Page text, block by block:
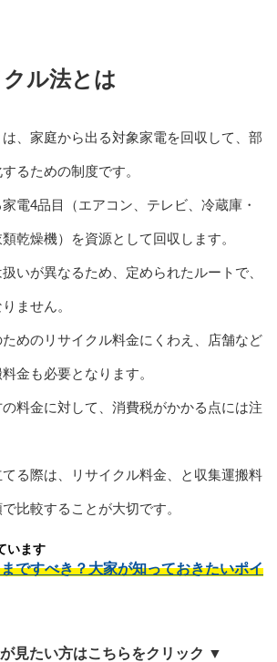
ル法とは
、家庭から出る対象家電を回収して、部
るための制度です。
電4品目（エアコン、テレビ、冷蔵庫・
乾燥機）を資源として回収します。
いが異なるため、定められたルートで、
ません。
めのリサイクル料金にくわえ、店舗など
金も必要となります。
料金に対して、消費税がかかる点には注
る際は、リサイクル料金、と収集運搬料
比較することが大切です。
います
ですべき？大家が知っておきたいポイ
見たい方はこちらをクリック ▼